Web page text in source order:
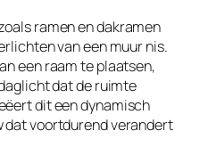
ramen en dakramen
van een muur nis.
een raam te plaatsen,
dat de ruimte
dit een dynamisch
dat voortdurend verandert